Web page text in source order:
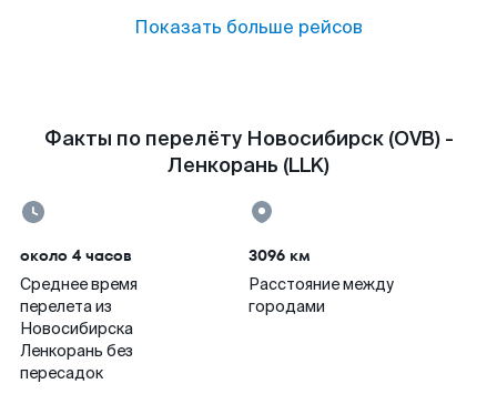
Показать больше рейсов
Факты по перелёту Новосибирск (OVB) -
Ленкорань (LLK)
около 4 часов
Среднее время
перелета из
Новосибирска
Ленкорань без
пересадок
3096 км
Расстояние между
городами